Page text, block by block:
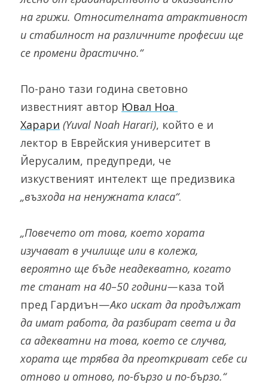
на грижи. Относителната атрактивност
и стабилност на различните професии ще
се промени драстично.“
По-рано тази година световно
известният автор Ювал Ноа
Харари (Yuval Noah Harari), който е и
лектор в Еврейския университет в
Йерусалим, предупреди, че
„възхода на ненужната класа“.
„Повечето от това, което хората
изучават в училище или в колежа,
вероятно ще бъде неадекватно, когато
те станат на 40–50 години — каза той
пред Гардиън — Ако искат да продължат
да имат работа, да разбират света и да
са адекватни на това, което се случва,
хората ще трябва да преоткриват себе си
отново и отново, по-бързо и по-бързо.“